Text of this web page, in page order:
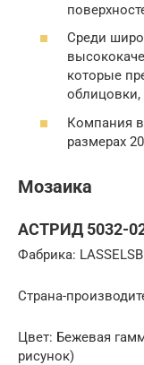
Среди
которые
облицовки,
Компания
размерах
Мозаика
АСТРИД 5032-
Фабрика:
Страна-
Цвет: Бежевая
рисунок)